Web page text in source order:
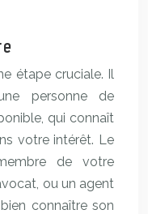
étape cruciale. Il
personne de
qui connaît
votre intérêt. Le
de votre
ou un agent
connaître son